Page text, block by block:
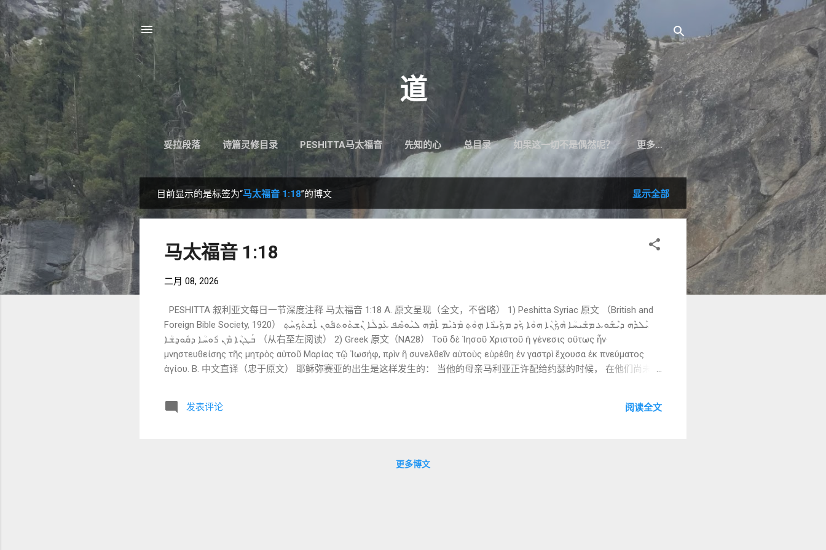
跳至主要内容
道
妥拉段落 诗篇灵修目录 PESHITTA马太福音 先知的心 总目录 如果这一切不是偶然呢？ 更多…
文
目前显示的是标签为“马太福音 1:18”的博文 显示全部
马太福音 1:18
二月 08, 2026
PESHITTA 叙利亚文每日一节深度注释 马太福音 1:18 A. 原文呈现（全文，不省略） 1) Peshitta Syriac 原文 （British and
Foreign Bible Society, 1920） ܝܰܠܕܶܗ ܕܝܶܫܽܘܥ ܡܫܺܝܚܳܐ ܗܳܟ݂ܰܢܳܐ ܗܘܳܐ ܟܰܕ݂ ܡܟ݂ܺܝܪܳܐ ܗ݈ܘܳܬ݂ ܡܰܪܝܰܡ ܐܶܡܶܗ ܠܝܰܘܣܶܦ ܥܰܕ݂ܠܳܐ ܢܶܫܬܰܘܬܦܽܘܢ ܐܶܫܬܰܟ݂ܚܰܬ݂
ܒܰܛܢܳܐ ܡܶܢ ܪܽܘܚܳܐ ܕܩܽܘܕ݂ܫܳܐ （从右至左阅读） 2) Greek 原文（NA28） Τοῦ δὲ Ἰησοῦ Χριστοῦ ἡ γένεσις οὕτως ἦν·
μνηστευθείσης τῆς μητρὸς αὐτοῦ Μαρίας τῷ Ἰωσήφ, πρὶν ἢ συνελθεῖν αὐτοὺς εὑρέθη ἐν γαστρὶ ἔχουσα ἐκ πνεύματος
ἁγίου. B. 中文直译（忠于原文） 耶稣弥赛亚的出生是这样发生的： 当他的母亲马利亚正许配给约瑟的时候， 在他们尚未同
详解（核心部分） 以下仍以 Syriac 为主，Greek 为参照 。 1️⃣ ܝܰܠܕܶܗ (yaldeh) ——「他的出生 / 他的诞生」 词性：名词（强
发表评论 阅读全文
更多博文